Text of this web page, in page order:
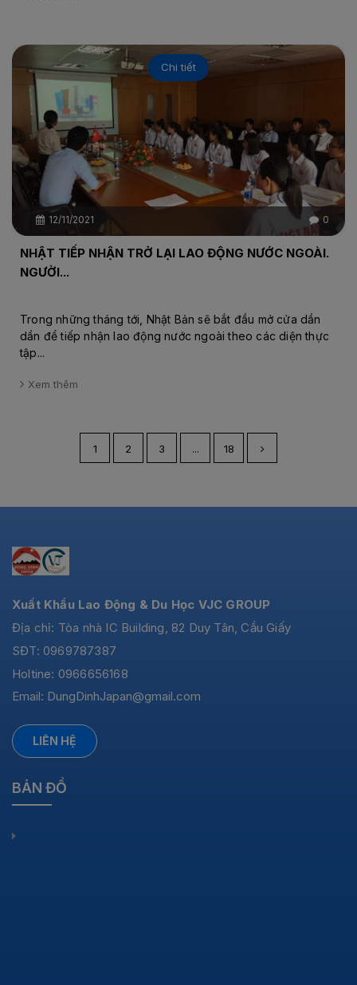
12/11/2021 0
Chi tiết
NHẬT TIẾP NHẬN TRỞ LẠI LAO ĐỘNG NƯỚC NGOÀI.
NGƯỜI...
Trong những tháng tới, Nhật Bản sẽ bắt đầu mở cửa dần
dần để tiếp nhận lao động nước ngoài theo các diện thực
tập...
Xem thêm
1 2 3 ... 18
Xuất Khẩu Lao Động & Du Học VJC GROUP
Địa chỉ: Tòa nhà IC Building, 82 Duy Tân, Cầu Giấy
SĐT: 0969787387
Holtine: 0966656168
Email: DungDinhJapan@gmail.com
LIÊN HỆ
BẢN ĐỒ